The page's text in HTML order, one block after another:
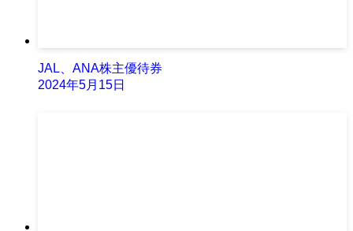
JAL、ANA株主優待券
2024年5月15日